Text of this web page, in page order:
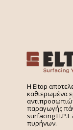
H Eltop
καθιερωμένα
παραγωγής
surfacing
πυρήνων.